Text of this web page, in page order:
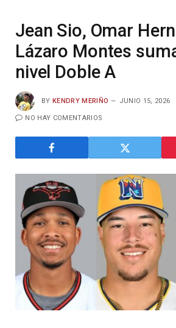
Jean Sio, Omar
Lázaro Montes
nivel Doble A
BY KENDRY MERIÑO JUNIO 15, 2026
NO HAY COMENTARIOS